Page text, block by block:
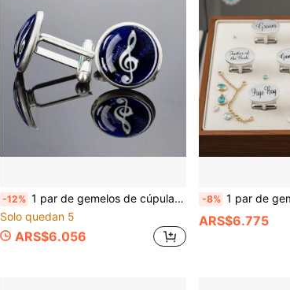
-12% 1 par de gemelos de cúpula de cristal con nota musical, elegantes y exquisitos, para camisa de vestir de hombre, accesorios de traje formal para músico, banda y profesor, regalo
Solo quedan 5
ARS$6.056
-8% 1 par de gemelos de cobre serie boda para novio,
ARS$6.775